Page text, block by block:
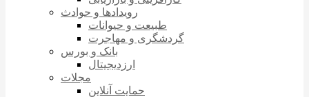
رویدادها و حوادث
طبیعت و حیوانات
گردشگری و مهاجرت
بانک و بورس
ارزدیجیتال
مجلات
حمایت آنلاین